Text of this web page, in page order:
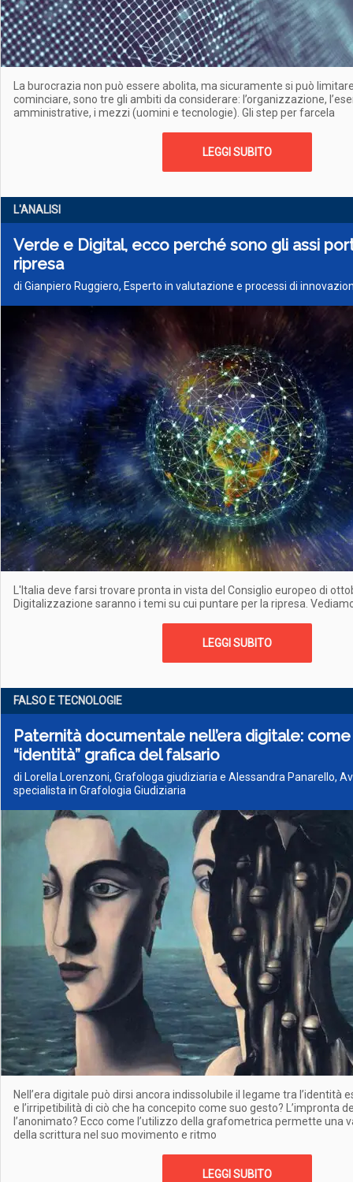
La burocrazia non può essere abolita, ma sicuramente si può
cominciare, sono tre gli ambiti da considerare: l’organizzazione,
amministrative, i mezzi (uomini e tecnologie). Gli step per farcela
LEGGI SUBITO
L'ANALISI
Verde e Digital, ecco perché sono gli assi
ripresa
di Gianpiero Ruggiero, Esperto in valutazione e processi di
L'Italia deve farsi trovare pronta in vista del Consiglio europeo di
Digitalizzazione saranno i temi su cui puntare per la ripresa.
LEGGI SUBITO
FALSO E TECNOLOGIE
Paternità documentale nell’era digitale:
“identità” grafica del falsario
di Lorella Lorenzoni, Grafologa giudiziaria e Alessandra Panarello,
specialista in Grafologia Giudiziaria
Nell’era digitale può dirsi ancora indissolubile il legame tra l’identità
e l’irripetibilità di ciò che ha concepito come suo gesto? L’impronta
l’anonimato? Ecco come l’utilizzo della grafometrica permette una
della scrittura nel suo movimento e ritmo
LEGGI SUBITO